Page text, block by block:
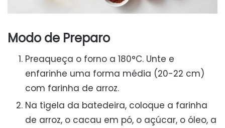
Modo de Preparo
Preaqueça o forno a 180°C. Unte e
enfarinhe uma forma média (20-22 cm)
com farinha de arroz.
Na tigela da batedeira, coloque a farinha
de arroz, o cacau em pó, o açúcar, o óleo, a